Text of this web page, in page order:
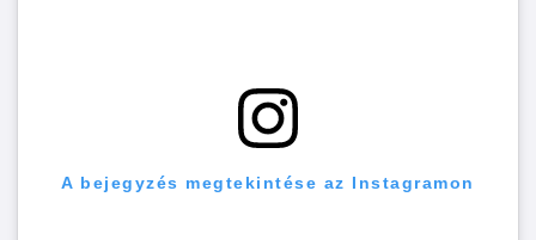
A bejegyzés megtekintése az Instagramon